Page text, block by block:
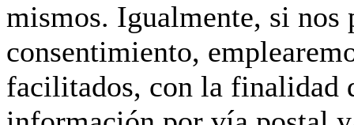
mismos. Igualmente, si nos
consentimiento,
facilitados, con la finalidad